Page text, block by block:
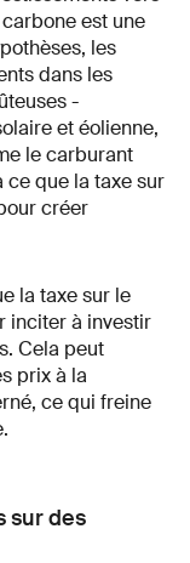
est une
les
dans les
-
et éolienne,
le carburant
que la taxe sur
créer
la taxe sur le
inciter à investir
Cela peut
prix à la
ce qui freine
sur des